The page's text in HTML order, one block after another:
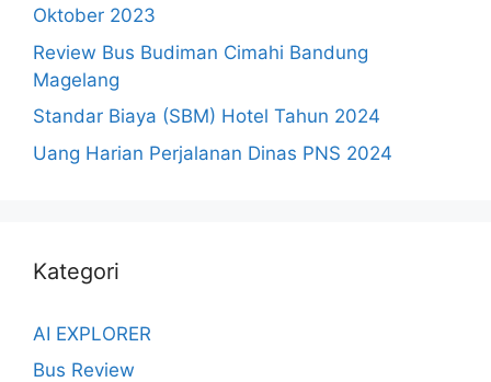
Oktober 2023
Review Bus Budiman Cimahi Bandung
Magelang
Standar Biaya (SBM) Hotel Tahun 2024
Uang Harian Perjalanan Dinas PNS 2024
Kategori
AI EXPLORER
Bus Review